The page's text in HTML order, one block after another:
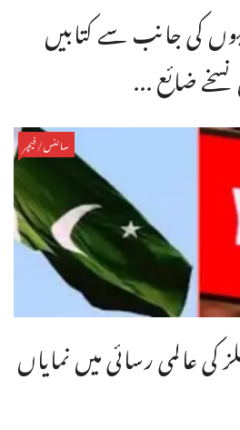
کی جانب سے کتابیں
ضائع ...
سائنس/فیچر
کی عالمی رسائی میں نمایاں